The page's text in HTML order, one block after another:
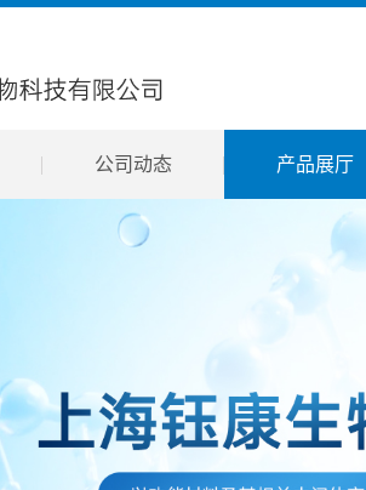
公司动态 产品展厅